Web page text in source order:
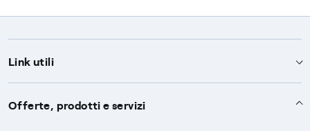
Link utili
Assistenza
Offerte, prodotti e servizi